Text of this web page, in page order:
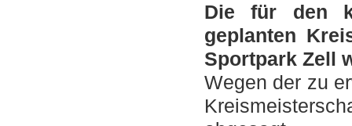
Die für den
geplanten
Sportpark Zell
Wegen der zu